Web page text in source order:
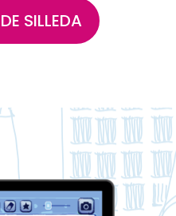
SILLEDA